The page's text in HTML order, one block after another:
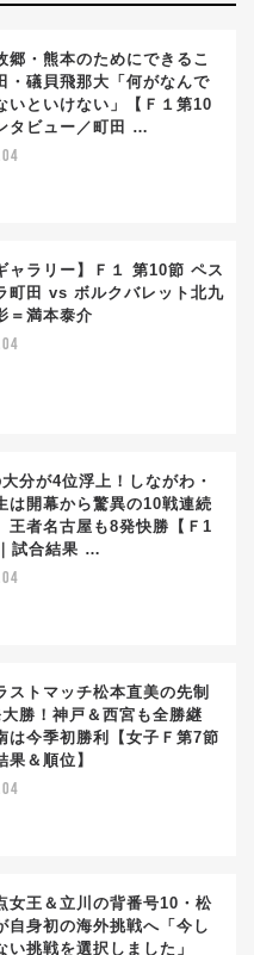
郷・熊本のためにできるこ
・礒貝飛那大「何がなんで
いといけない」【Ｆ１第10
タビュー／町田 …
ャラリー】Ｆ１ 第10節 ペス
町田 vs ボルクバレット北九
＝満本泰介
分が4位浮上！しながわ・
は開幕から驚異の10戦連続
王者名古屋も8発快勝【Ｆ1
試合結果 …
ストマッチ松本直美の先制
勝！神戸＆西宮も全勝継
は今季初勝利【女子Ｆ第7節
果＆順位】
女王＆立川の背番号10・松
自身初の海外挑戦へ「今し
い挑戦を選択しました」